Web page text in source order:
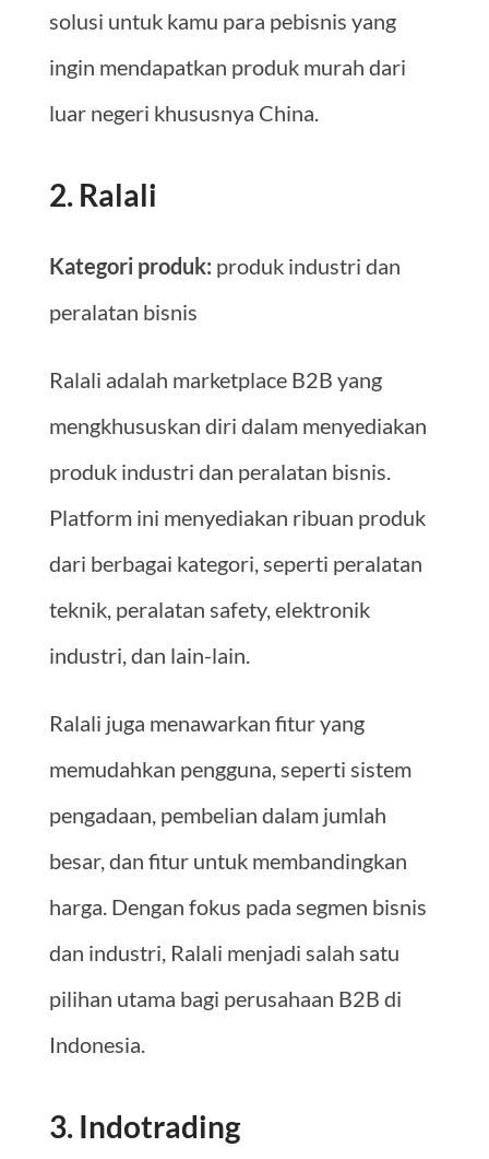
solusi untuk kamu para pebisnis yang
ingin mendapatkan produk murah dari
luar negeri khususnya China.
2. Ralali
Kategori produk: produk industri dan
peralatan bisnis
Ralali adalah marketplace B2B yang
mengkhususkan diri dalam menyediakan
produk industri dan peralatan bisnis.
Platform ini menyediakan ribuan produk
dari berbagai kategori, seperti peralatan
teknik, peralatan safety, elektronik
industri, dan lain-lain.
Ralali juga menawarkan fitur yang
memudahkan pengguna, seperti sistem
pengadaan, pembelian dalam jumlah
besar, dan fitur untuk membandingkan
harga. Dengan fokus pada segmen bisnis
dan industri, Ralali menjadi salah satu
pilihan utama bagi perusahaan B2B di
Indonesia.
3. Indotrading